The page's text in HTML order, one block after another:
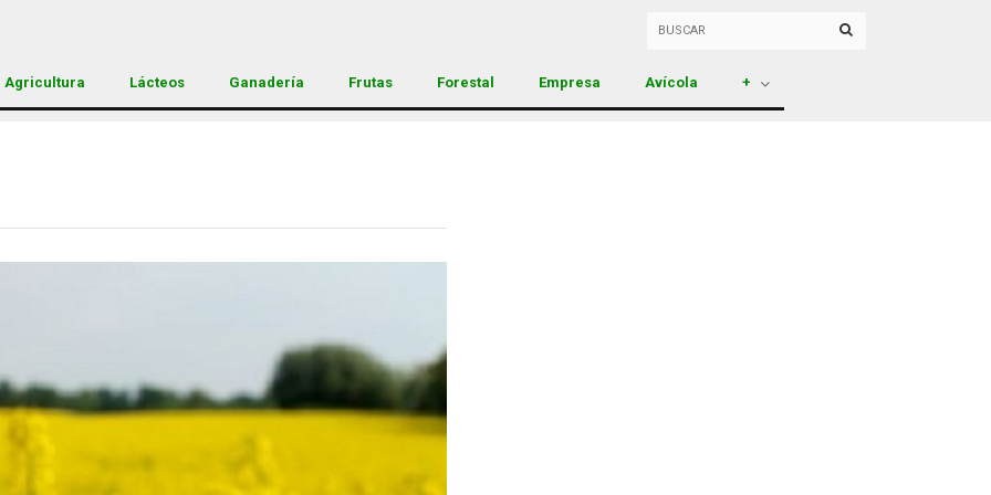
Agricultura Lácteos Ganadería Frutas Forestal Empresa Avícola +